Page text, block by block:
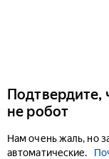
Подтвердите,
не робот
Нам очень жаль, но
автоматические.